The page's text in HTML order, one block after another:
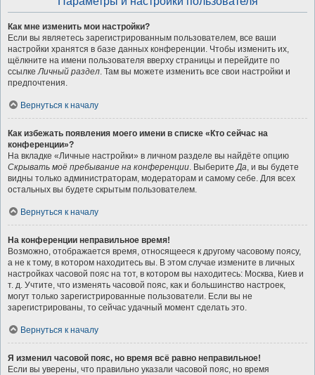
Как мне изменить мои настройки?
Если вы являетесь зарегистрированным пользователем, все ваши
настройки хранятся в базе данных конференции. Чтобы изменить их,
щёлкните на имени пользователя вверху страницы и перейдите по
ссылкеЛичный раздел. Там вы можете изменить все свои настройки и
предпочтения.
Вернуться к началу
Как избежать появления моего имени в списке «Кто сейчас на
конференции»?
На вкладке «Личные настройки» в личном разделе вы найдёте опцию
Скрывать моё пребывание на конференции. ВыберитеДа, и вы будете
видны только администраторам, модераторам и самому себе. Для всех
остальных вы будете скрытым пользователем.
Вернуться к началу
На конференции неправильное время!
Возможно, отображается время, относящееся к другому часовому поясу,
а не к тому, в котором находитесь вы. В этом случае измените в личных
настройках часовой пояс на тот, в котором вы находитесь: Москва, Киев и
т. д. Учтите, что изменять часовой пояс, как и большинство настроек,
могут только зарегистрированные пользователи. Если вы не
зарегистрированы, то сейчас удачный момент сделать это.
Вернуться к началу
Я изменил часовой пояс, но время всё равно неправильное!
Если вы уверены, что правильно указали часовой пояс, но время